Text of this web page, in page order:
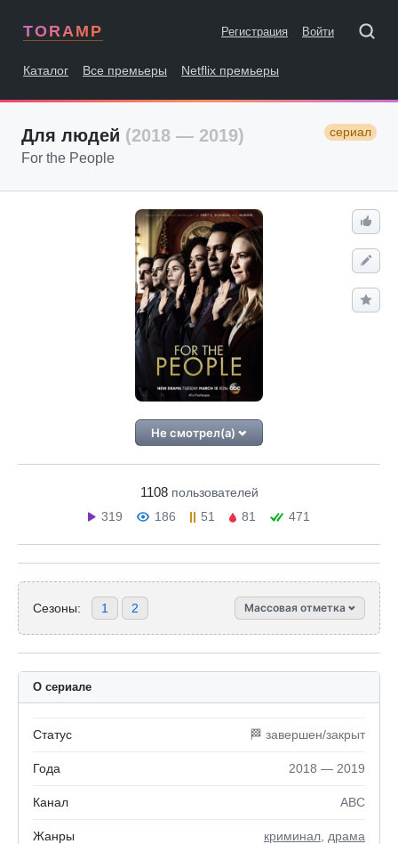
TORAMP Регистрация Войти
Каталог Все премьеры Netflix премьеры
Для людей (2018 — 2019) сериал
For the People
Не смотрел(а)
1108 пользователей
319
186 51 81 471
Сезоны: 1 2 Массовая отметка
О сериале
Статус 🏁 завершен/закрыт
Года 2018 — 2019
Канал ABC
Жанры криминал драма